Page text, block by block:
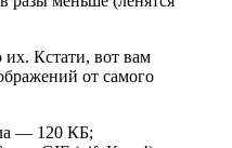
их. Кстати, вот вам
от самого
— 120 КБ;